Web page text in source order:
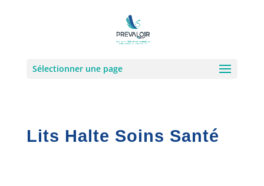
Sélectionner une page
Lits Halte Soins Santé